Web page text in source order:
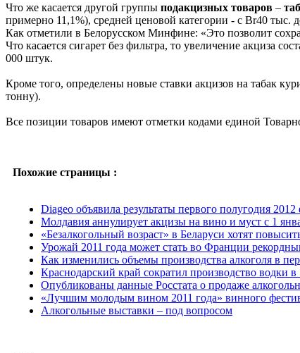
Что же касается другой группы подакцизных товаров –
примерно 11,1%), средней ценовой категории - с Br40 тыс.
Как отметили в Белорусском Минфине: «Это позволит
Что касается сигарет без фильтра, то увеличение акциза
000 штук.
Кроме того, определены новые ставки акцизов на табак
тонну).
Все позиции товаров имеют отметки кодами единой
Похожие страницы :
Diageo объявила результаты первого полугодия
Молдавия аннулирует акцизы на вино и муст с 1
«Безалкогольный возраст» в Беларуси хотят
Урожай 2011 года может стать во Франции
Как изменились объемы производства алкоголя в
Краснодарский край сократил производство водки в
Опубликованы данные Росстата о продаже
«Лучшим молодым вином 2011 года» винного
Алкогольные выставки – под вопросом